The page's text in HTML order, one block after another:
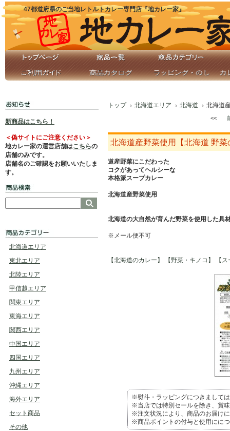
47都道府県のご当地レトルトカレー専門店『地カレー家』
新商品はこちら！
＜偽サイトにご注意ください＞
地カレー家の運営店舗はこちらの
店舗のみです。
店舗名のご確認をお願いいたしま
す。
北海道エリア
東北エリア
北陸エリア
甲信越エリア
関東エリア
東海エリア
関西エリア
中国エリア
四国エリア
九州エリア
沖縄エリア
海外エリア
セット商品
その他
トップ 北海道エリア 北海道 北海道
<<
北海道産野菜使用【北海道 野
道産野菜にこだわった
コクがあってヘルシーな
本格派スープカレー
北海道産野菜使用
北海道の大自然が育んだ野菜を使用した具
※メール便不可
【北海道のカレー】 【野菜・キノコ】 【
※熨斗・ラッピングにつきましては
※当店では特別セールを除き、賞
※注文状況により、商品のお届け
※商品ポイントの付与と使用にに